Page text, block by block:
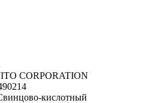
CORPORATION
кислотный